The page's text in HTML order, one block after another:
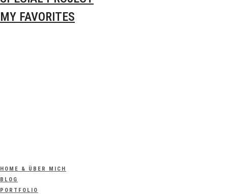
MY FAVORITES
HOME & ÜBER MICH
BLOG
PORTFOLIO